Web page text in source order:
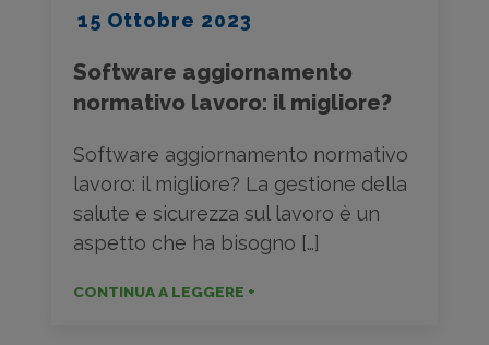
15 Ottobre 2023
Software aggiornamento
normativo lavoro: il migliore?
Software aggiornamento normativo
lavoro: il migliore? La gestione della
salute e sicurezza sul lavoro è un
aspetto che ha bisogno […]
CONTINUA A LEGGERE +